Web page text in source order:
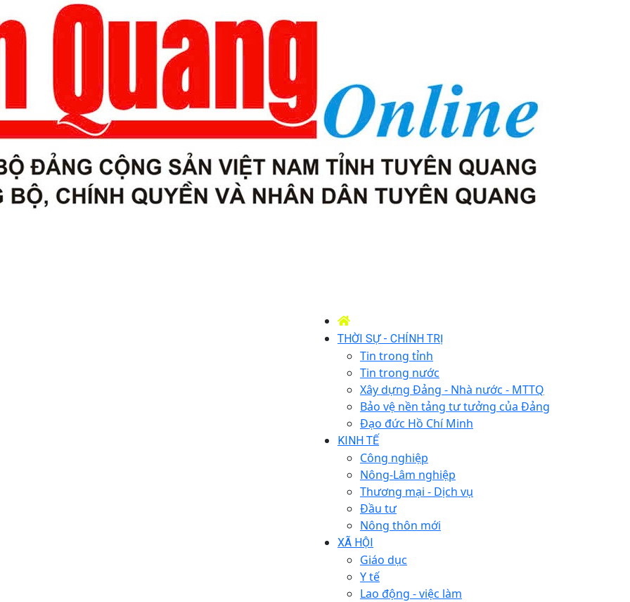
THỜI SỰ - CHÍNH TRỊ
Tin trong tỉnh
Tin trong nước
Xây dựng Đảng - Nhà nước - MTTQ
Bảo vệ nền tảng tư tưởng của Đảng
Đạo đức Hồ Chí Minh
KINH TẾ
Công nghiệp
Nông-Lâm nghiệp
Thương mại - Dịch vụ
Đầu tư
Nông thôn mới
XÃ HỘI
Giáo dục
Y tế
Lao động - việc làm